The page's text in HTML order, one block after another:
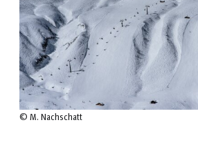
© M. Nachschatt